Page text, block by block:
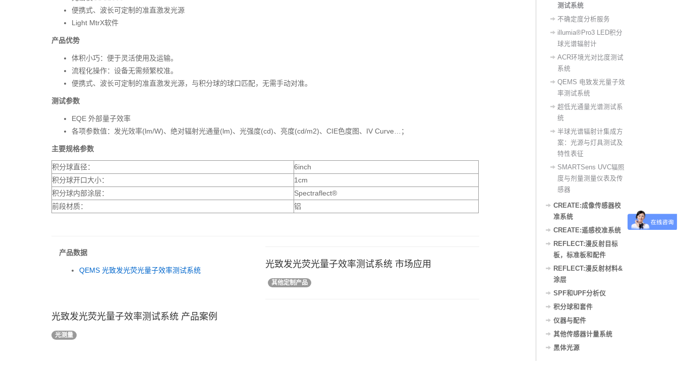
便携式、波长可定制的准直激发光源
Light MtrX软件
产品优势
体积小巧：便于灵活使用及运输。
流程化操作：设备无需频繁校准。
便携式、波长可定制的准直激发光源，与积分球的球口匹配，无需手动对准。
测试参数
EQE 外部量子效率
各项参数值：发光效率(lm/W)、绝对辐射光通量(lm)、光强度(cd)、亮度(cd/m2)、CIE色度图、IV Curve…；
主要规格参数
积分球直径：
6inch
积分球开口大小：
1cm
积分球内部涂层：
Spectraflect®
前段材质：
铝
产品数据
QEMS 光致发光荧光量子效率测试系统
光致发光荧光量子效率测试系统 市场应用
其他定制产品
光致发光荧光量子效率测试系统 产品案例
光测量
测试系统
不确定度分析服务
illumia®Pro3 LED积分
球光谱辐射计
ACR环境光对比度测试
系统
QEMS 电致发光量子效
率测试系统
超低光通量光谱测试系
统
半球光谱辐射计集成方
案：光源与灯具测试及
特性表征
SMARTSens UVC辐照
度与剂量测量仪表及传
感器
CREATE:成像传感器校
准系统
CREATE:遥感校准系统
REFLECT:漫反射目标
板，标准板和配件
REFLECT:漫反射材料&
涂层
SPF和UPF分析仪
积分球和套件
仪器与配件
其他传感器计量系统
黑体光源